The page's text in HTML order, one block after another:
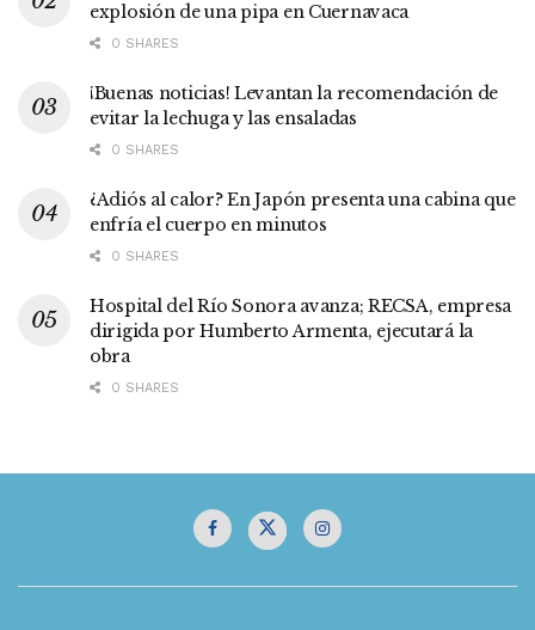
explosión de una pipa en Cuernavaca
0 SHARES
¡Buenas noticias! Levantan la recomendación de
evitar la lechuga y las ensaladas
0 SHARES
¿Adiós al calor? En Japón presenta una cabina que
enfría el cuerpo en minutos
0 SHARES
Hospital del Río Sonora avanza; RECSA, empresa
dirigida por Humberto Armenta, ejecutará la
obra
0 SHARES